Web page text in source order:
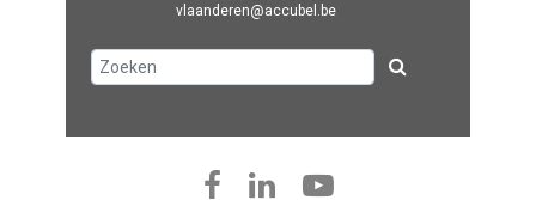
vlaanderen@accubel.be